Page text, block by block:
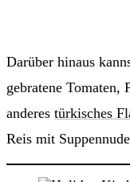
Darüber hinaus
gebratene Tomaten,
anderes türkisches
Reis mit